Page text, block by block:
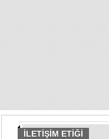
İLETİŞİM ETİĞİ